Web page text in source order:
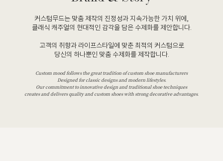
커스텀무드는 맞춤 제작의 진정성과 지속가능한 가치 위에,
클래식 캐주얼의 현대적인 감각을 담은 수제화를 제안합니다.
고객의 취향과 라이프스타일에 맞춘 최적의 커스텀으로
당신의 하나뿐인 맞춤 수제화를 제작합니다.
Custom mood follows the great tradition of custom shoe manufacturers
Designed for classic designs and modern lifestyles.
Our commitment to innovative design and traditional shoe techniques
creates and delivers quality and custom shoes with strong decorative advantages.